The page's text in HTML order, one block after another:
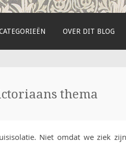
OVER DIT BLOG
thema
Niet omdat we ziek